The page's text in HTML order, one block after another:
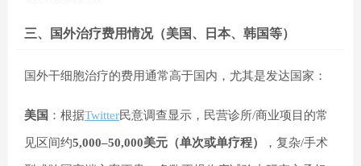
三、国外治疗费用情况（美国、日本、韩国等）
国外干细胞治疗的费用通常高于国内，尤其是发达国家：
美国 ：根据Twitter民意调查显示，民营诊所/商业项目的常
见区间约5,000–50,000美元（单次或单疗程） ，复杂/手术